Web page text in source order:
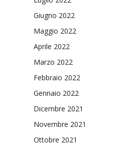
Giugno 2022
Maggio 2022
Aprile 2022
Marzo 2022
Febbraio 2022
Gennaio 2022
Dicembre 2021
Novembre 2021
Ottobre 2021